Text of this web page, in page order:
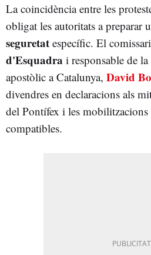
La coincidència entre les
obligat les autoritats a preparar
seguretat específic. El
d'Esquadra i responsable de
apostòlic a Catalunya, David
divendres en declaracions als
del Pontífex i les mobilitzacions
compatibles.